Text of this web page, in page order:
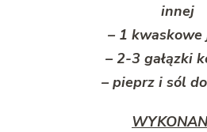
innej
– 1 kwaskowe
– 2-3 gałązki
– pieprz i sól